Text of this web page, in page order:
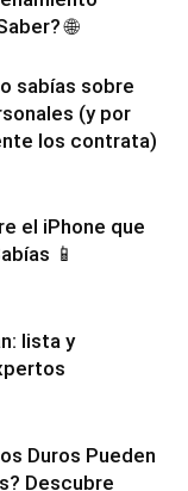
🌐
sabías sobre
(y por
los contrata)
el iPhone que
📱
lista y
Duros Pueden
Descubre